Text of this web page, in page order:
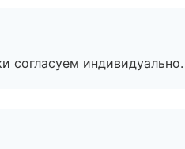
согласуем индивидуально.